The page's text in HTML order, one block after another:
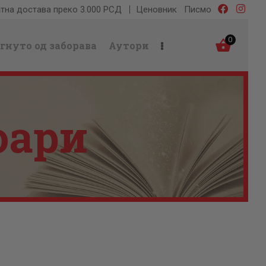
достава преко 3.000 РСД Ценовник Писмо
од заборава Аутори 0